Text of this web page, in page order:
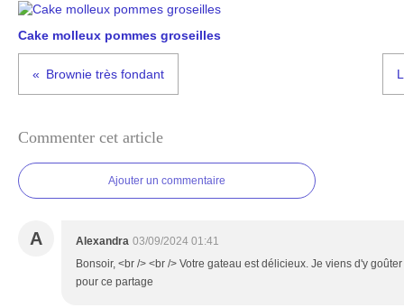
Cake molleux pommes groseilles
Brownie très fondant
Commenter cet article
Ajouter un commentaire
A Alexandra 03/09/2024 01:41
Bonsoir, <br /> <br /> Votre gateau est délicieux. Je viens d'y
pour ce partage